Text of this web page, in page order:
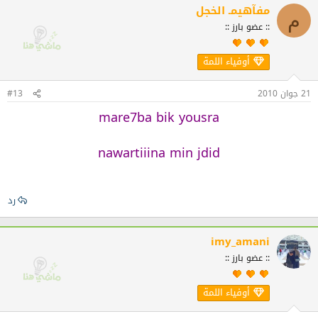
م مفآهيمـ الخجل
:: عضو بارز ::
أوفياء اللمة
21 جوان 2010 #13
mare7ba bik yousra
nawartiiina min jdid
رد
imy_amani
:: عضو بارز ::
أوفياء اللمة